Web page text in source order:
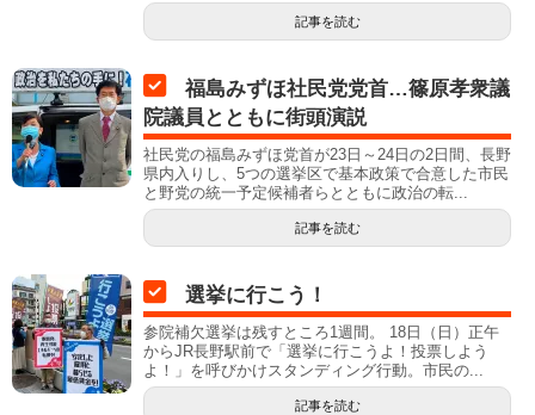
記事を読む
福島みずほ社民党党首…篠原孝衆議
院議員とともに街頭演説
社民党の福島みずほ党首が23日～24日の2日間、長野
県内入りし、5つの選挙区で基本政策で合意した市民
と野党の統一予定候補者らとともに政治の転...
記事を読む
選挙に行こう！
参院補欠選挙は残すところ1週間。 18日（日）正午
からJR長野駅前で「選挙に行こうよ！投票しよう
よ！」を呼びかけスタンディング行動。市民の...
記事を読む